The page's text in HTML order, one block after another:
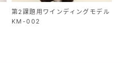
第2課題用ワインディングモデル
KM-002